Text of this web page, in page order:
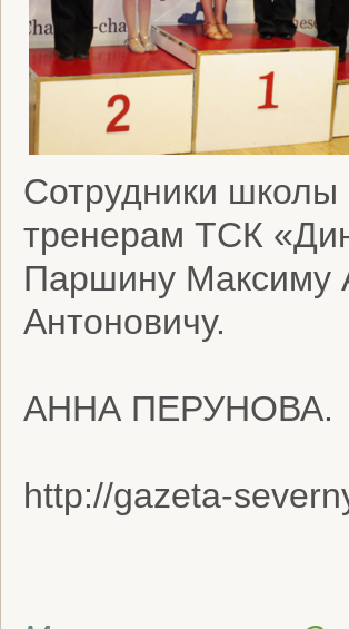
Сотрудники школы
тренерам ТСК
Паршину Максиму
Антоновичу.
АННА ПЕРУНОВА.
http://gazeta-